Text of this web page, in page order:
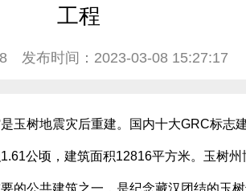
工程
发布时间：2023-03-08 15:27:17
玉树地震灾后重建。国内十大GRC标志
公顷，建筑面积12816平方米。玉树州
的公共建筑之一，是纪念藏汉团结的玉